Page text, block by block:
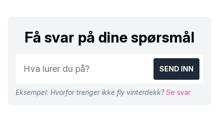
Få svar på dine spørsmål
SEND INN
Eksempel: Hvorfor trenger ikke fly vinterdekk? Se svar